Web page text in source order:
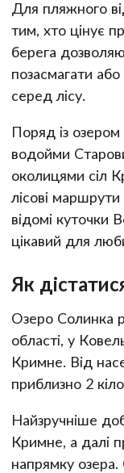
Для пляжного
тим, хто цінує
берега
позасмагати
серед лісу.
Поряд із
водойми
околицями сіл
лісові
відомі куточки
цікавий для
Як
Озеро Солинка
області, у
Кримне. Від
приблизно 2
Найзручніше
Кримне, а далі
напрямку